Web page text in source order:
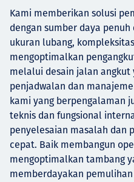
Kami memberikan solusi
dengan sumber daya
ukuran lubang,
mengoptimalkan
melalui desain jalan angkut
penjadwalan dan
kami yang berpengalaman
teknis dan fungsional
penyelesaian masalah dan
cepat. Baik membangun
mengoptimalkan tambang
memberdayakan